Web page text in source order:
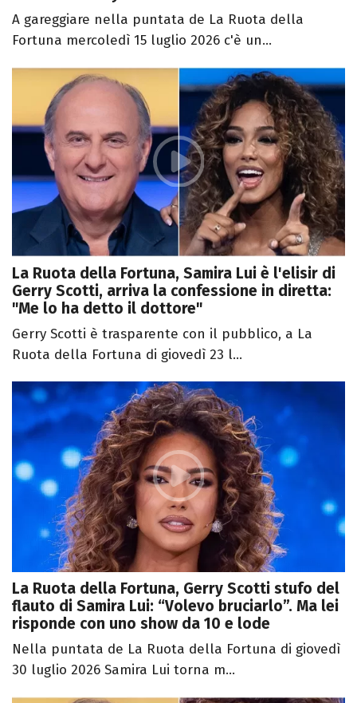
A gareggiare nella puntata de La Ruota della
Fortuna mercoledì 15 luglio 2026 c'è un...
La Ruota della Fortuna, Samira Lui è l'elisir di
Gerry Scotti, arriva la confessione in diretta:
"Me lo ha detto il dottore"
Gerry Scotti è trasparente con il pubblico, a La
Ruota della Fortuna di giovedì 23 l...
La Ruota della Fortuna, Gerry Scotti stufo del
flauto di Samira Lui: “Volevo bruciarlo”. Ma lei
risponde con uno show da 10 e lode
Nella puntata de La Ruota della Fortuna di giovedì
30 luglio 2026 Samira Lui torna m...